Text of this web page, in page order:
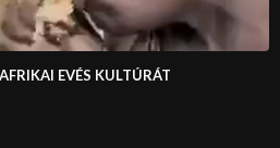
EVÉS KULTÚRÁT